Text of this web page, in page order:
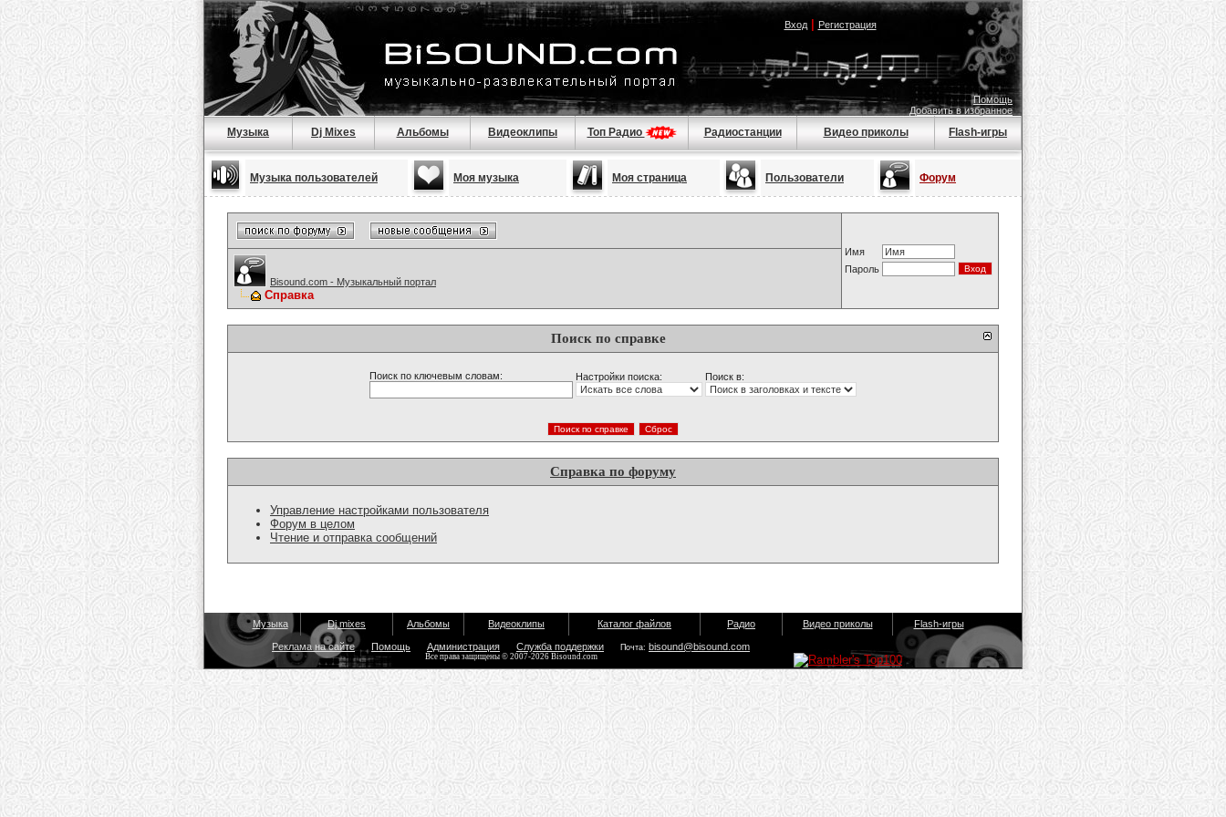
Вход| Регистрация
Помощь
Добавить в избранное
Музыка Dj Mixes Альбомы Видеоклипы Топ Радио Радиостанции Видео приколы Flash-игры
Музыка пользователей Моя музыка Моя страница Пользователи Форум
Имя
Пароль
Bisound.com - Музыкальный портал
Справка
Поиск по справке
Поиск по ключевым словам: Настройки поиска: Поиск в:
Справка по форуму
Управление настройками пользователя
Форум в целом
Чтение и отправка сообщений
Музыка Dj mixes Альбомы Видеоклипы Каталог файлов Радио Видео приколы Flash-игры
Реклама на сайте Помощь Администрация Служба поддержки Почта: bisound@bisound.com
Все права защищены © 2007-2026 Bisound.com